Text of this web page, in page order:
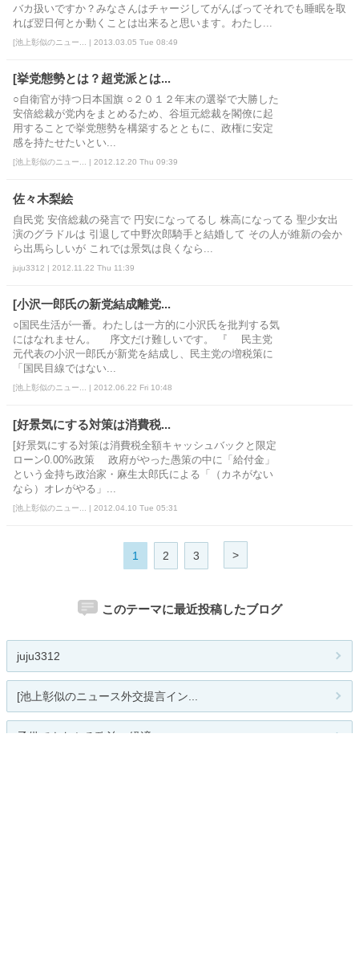
バカ扱いですか？みなさんはチャージしてがんばってそれでも睡眠を取
れば翌日何とか動くことは出来ると思います。わたし...
[池上彰似のニュー... | 2013.03.05 Tue 08:49
[挙党態勢とは？超党派とは...
○自衛官が持つ日本国旗 ○２０１２年末の選挙で大勝した
安倍総裁が党内をまとめるため、谷垣元総裁を閣僚に起
用することで挙党態勢を構築するとともに、政権に安定
感を持たせたいとい...
[池上彰似のニュー... | 2012.12.20 Thu 09:39
佐々木梨絵
自民党 安倍総裁の発言で 円安になってるし 株高になってる 聖少女出
演のグラドルは 引退して中野次郎騎手と結婚して その人が維新の会か
ら出馬らしいが これでは景気は良くなら...
juju3312 | 2012.11.22 Thu 11:39
[小沢一郎氏の新党結成離党...
○国民生活が一番。わたしは一方的に小沢氏を批判する気
にはなれません。 序文だけ難しいです。 『 民主党
元代表の小沢一郎氏が新党を結成し、民主党の増税策に
「国民目線ではない...
[池上彰似のニュー... | 2012.06.22 Fri 10:48
[好景気にする対策は消費税...
[好景気にする対策は消費税全額キャッシュバックと限定
ローン0.00%政策 政府がやった愚策の中に「給付金」
という金持ち政治家・麻生太郎氏による「（カネがない
なら）オレがやる」...
[池上彰似のニュー... | 2012.04.10 Tue 05:31
1 2 3 >
このテーマに最近投稿したブログ
juju3312
[池上彰似のニュース外交提言イン...
子供でもわかる政治・経済